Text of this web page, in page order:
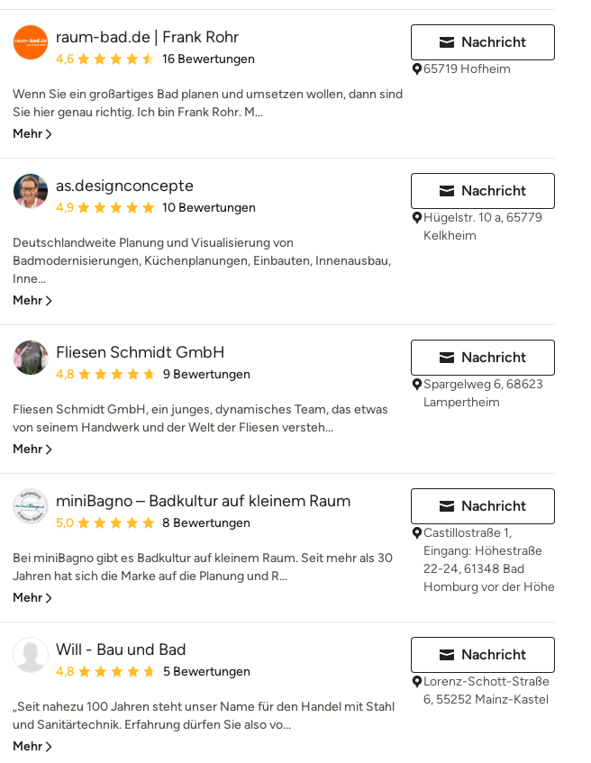
raum-bad.de | Frank Rohr
Durchschnittliche Bewertung: 4.6 von 5 Sternen
4,6 16 Bewertungen
Wenn Sie ein großartiges Bad planen und umsetzen wollen, dann sind
Sie hier genau richtig. Ich bin Frank Rohr. M...
Mehr
Nachricht
65719 Hofheim
as.designconcepte
Durchschnittliche Bewertung: 4.9 von 5 Sternen
4,9 10 Bewertungen
Deutschlandweite Planung und Visualisierung von
Badmodernisierungen, Küchenplanungen, Einbauten, Innenausbau,
Inne...
Mehr
Nachricht
Hügelstr. 10 a, 65779
Kelkheim
Fliesen Schmidt GmbH
Durchschnittliche Bewertung: 4.8 von 5 Sternen
4,8 9 Bewertungen
Fliesen Schmidt GmbH, ein junges, dynamisches Team, das etwas
von seinem Handwerk und der Welt der Fliesen versteh...
Mehr
Nachricht
Spargelweg 6, 68623
Lampertheim
miniBagno – Badkultur auf kleinem Raum
Durchschnittliche Bewertung: 5 von 5 Sternen
5,0 8 Bewertungen
Bei miniBagno gibt es Badkultur auf kleinem Raum. Seit mehr als 30
Jahren hat sich die Marke auf die Planung und R...
Mehr
Nachricht
Castillostraße 1,
Eingang: Höhestraße
22-24, 61348 Bad
Homburg vor der Höhe
Will - Bau und Bad
Durchschnittliche Bewertung: 4.8 von 5 Sternen
4,8 5 Bewertungen
„Seit nahezu 100 Jahren steht unser Name für den Handel mit Stahl
und Sanitärtechnik. Erfahrung dürfen Sie also vo...
Mehr
Nachricht
Lorenz-Schott-Straße
6, 55252 Mainz-Kastel